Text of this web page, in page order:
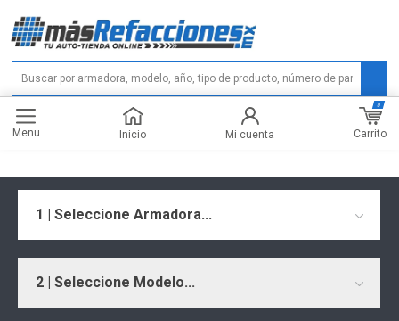
Menu Inicio Mi cuenta Carrito
0
1 | Seleccione Armadora...
2 | Seleccione Modelo...